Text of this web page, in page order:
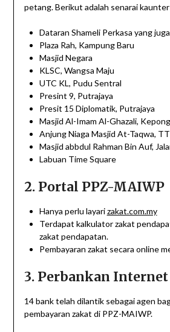
petang. Berikut adalah senarai
Dataran Shameli Perkasa yang
Plaza Rah, Kampung Baru
Masjid Negara
KLSC, Wangsa Maju
UTC KL, Pudu Sentral
Presint 9, Putrajaya
Presit 15 Diplomatik, Putrajaya
Masjid Al-Imam Al-Ghazali, Kepong
Anjung Niaga Masjid At-Taqwa,
Masjid abbdul Rahman Bin Auf,
Labuan Time Square
2. Portal PPZ-MAIWP
Hanya perlu layarizakat.com.my
Terdapat kalkulator zakat
zakat pendapatan.
Pembayaran zakat secara online
3. Perbankan Internet
14 bank telah dilantik sebagai agen
pembayaran zakat di PPZ-MAIWP.